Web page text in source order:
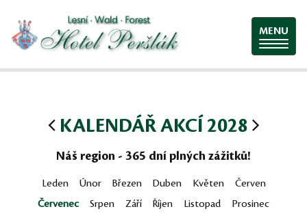
MENU
KALENDÁŘ AKCÍ 2028
Náš region - 365 dní plných zážitků!
Leden Únor Březen Duben Květen
Červen
Červenec
Srpen Září Říjen Listopad Prosinec